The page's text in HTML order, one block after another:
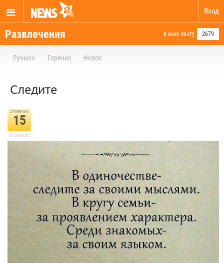
Вход
Развлечения в мою ленту 2679
Лучшее Горячее Новое
Следите
отметили
15
в архиве